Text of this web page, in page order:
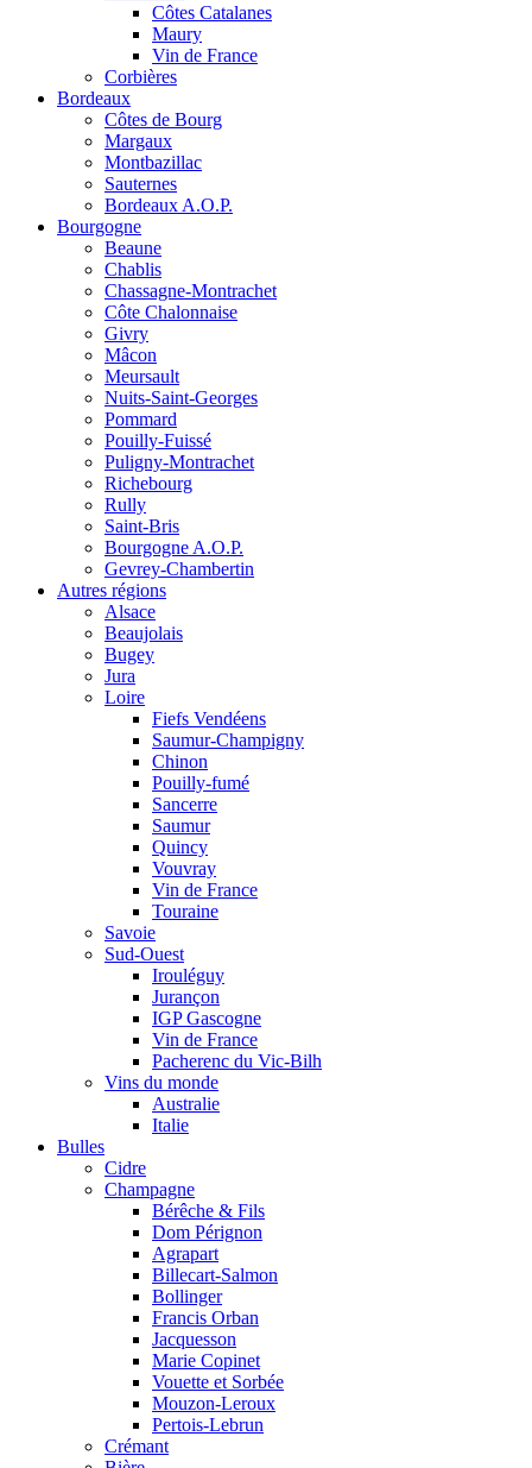
Côtes Catalanes
Maury
Vin de France
Corbières
Bordeaux
Côtes de Bourg
Margaux
Montbazillac
Sauternes
Bordeaux A.O.P.
Bourgogne
Beaune
Chablis
Chassagne-Montrachet
Côte Chalonnaise
Givry
Mâcon
Meursault
Nuits-Saint-Georges
Pommard
Pouilly-Fuissé
Puligny-Montrachet
Richebourg
Rully
Saint-Bris
Bourgogne A.O.P.
Gevrey-Chambertin
Autres régions
Alsace
Beaujolais
Bugey
Jura
Loire
Fiefs Vendéens
Saumur-Champigny
Chinon
Pouilly-fumé
Sancerre
Saumur
Quincy
Vouvray
Vin de France
Touraine
Savoie
Sud-Ouest
Irouléguy
Jurançon
IGP Gascogne
Vin de France
Pacherenc du Vic-Bilh
Vins du monde
Australie
Italie
Bulles
Cidre
Champagne
Bérêche & Fils
Dom Pérignon
Agrapart
Billecart-Salmon
Bollinger
Francis Orban
Jacquesson
Marie Copinet
Vouette et Sorbée
Mouzon-Leroux
Pertois-Lebrun
Crémant